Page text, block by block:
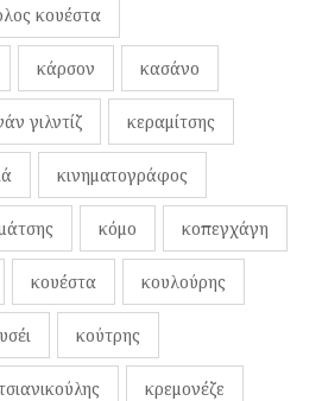
κουέστα
κάρσον κασάνο
γιλντίζ κεραμίτσης
κινηματογράφος
κόμο κοπεγχάγη
κουέστα κουλούρης
κούτρης
κρεμονέζε